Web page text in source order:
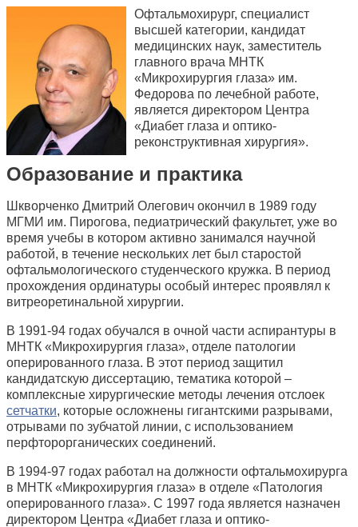
Офтальмохирург, специалист
высшей категории, кандидат
медицинских наук, заместитель
главного врача МНТК
«Микрохирургия глаза» им.
Федорова по лечебной работе,
является директором Центра
«Диабет глаза и оптико-
реконструктивная хирургия».
Образование и практика
Шкворченко Дмитрий Олегович окончил в 1989 году
МГМИ им. Пирогова, педиатрический факультет, уже во
время учебы в котором активно занимался научной
работой, в течение нескольких лет был старостой
офтальмологического студенческого кружка. В период
прохождения ординатуры особый интерес проявлял к
витреоретинальной хирургии.
В 1991-94 годах обучался в очной части аспирантуры в
МНТК «Микрохирургия глаза», отделе патологии
оперированного глаза. В этот период защитил
кандидатскую диссертацию, тематика которой –
комплексные хирургические методы лечения отслоек
сетчатки, которые осложнены гигантскими разрывами,
отрывами по зубчатой линии, с использованием
перфторорганических соединений.
В 1994-97 годах работал на должности офтальмохирурга
в МНТК «Микрохирургия глаза» в отделе «Патология
оперированного глаза». С 1997 года является назначен
директором Центра «Диабет глаза и оптико-